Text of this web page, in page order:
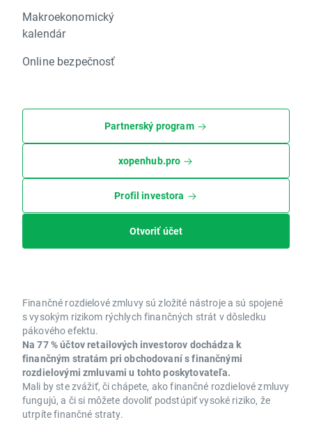
Makroekonomický
kalendár
Online bezpečnosť
Partnerský program
xopenhub.pro
Profil investora
Otvoriť účet
Finančné rozdielové zmluvy sú zložité nástroje a sú spojené
s vysokým rizikom rýchlych finančných strát v dôsledku
pákového efektu.
Na 77 % účtov retailových investorov dochádza k
finančným stratám pri obchodovaní s finančnými
rozdielovými zmluvami u tohto poskytovateľa.
Mali by ste zvážiť, či chápete, ako finančné rozdielové zmluvy
fungujú, a či si môžete dovoliť podstúpiť vysoké riziko, že
utrpíte finančné straty.